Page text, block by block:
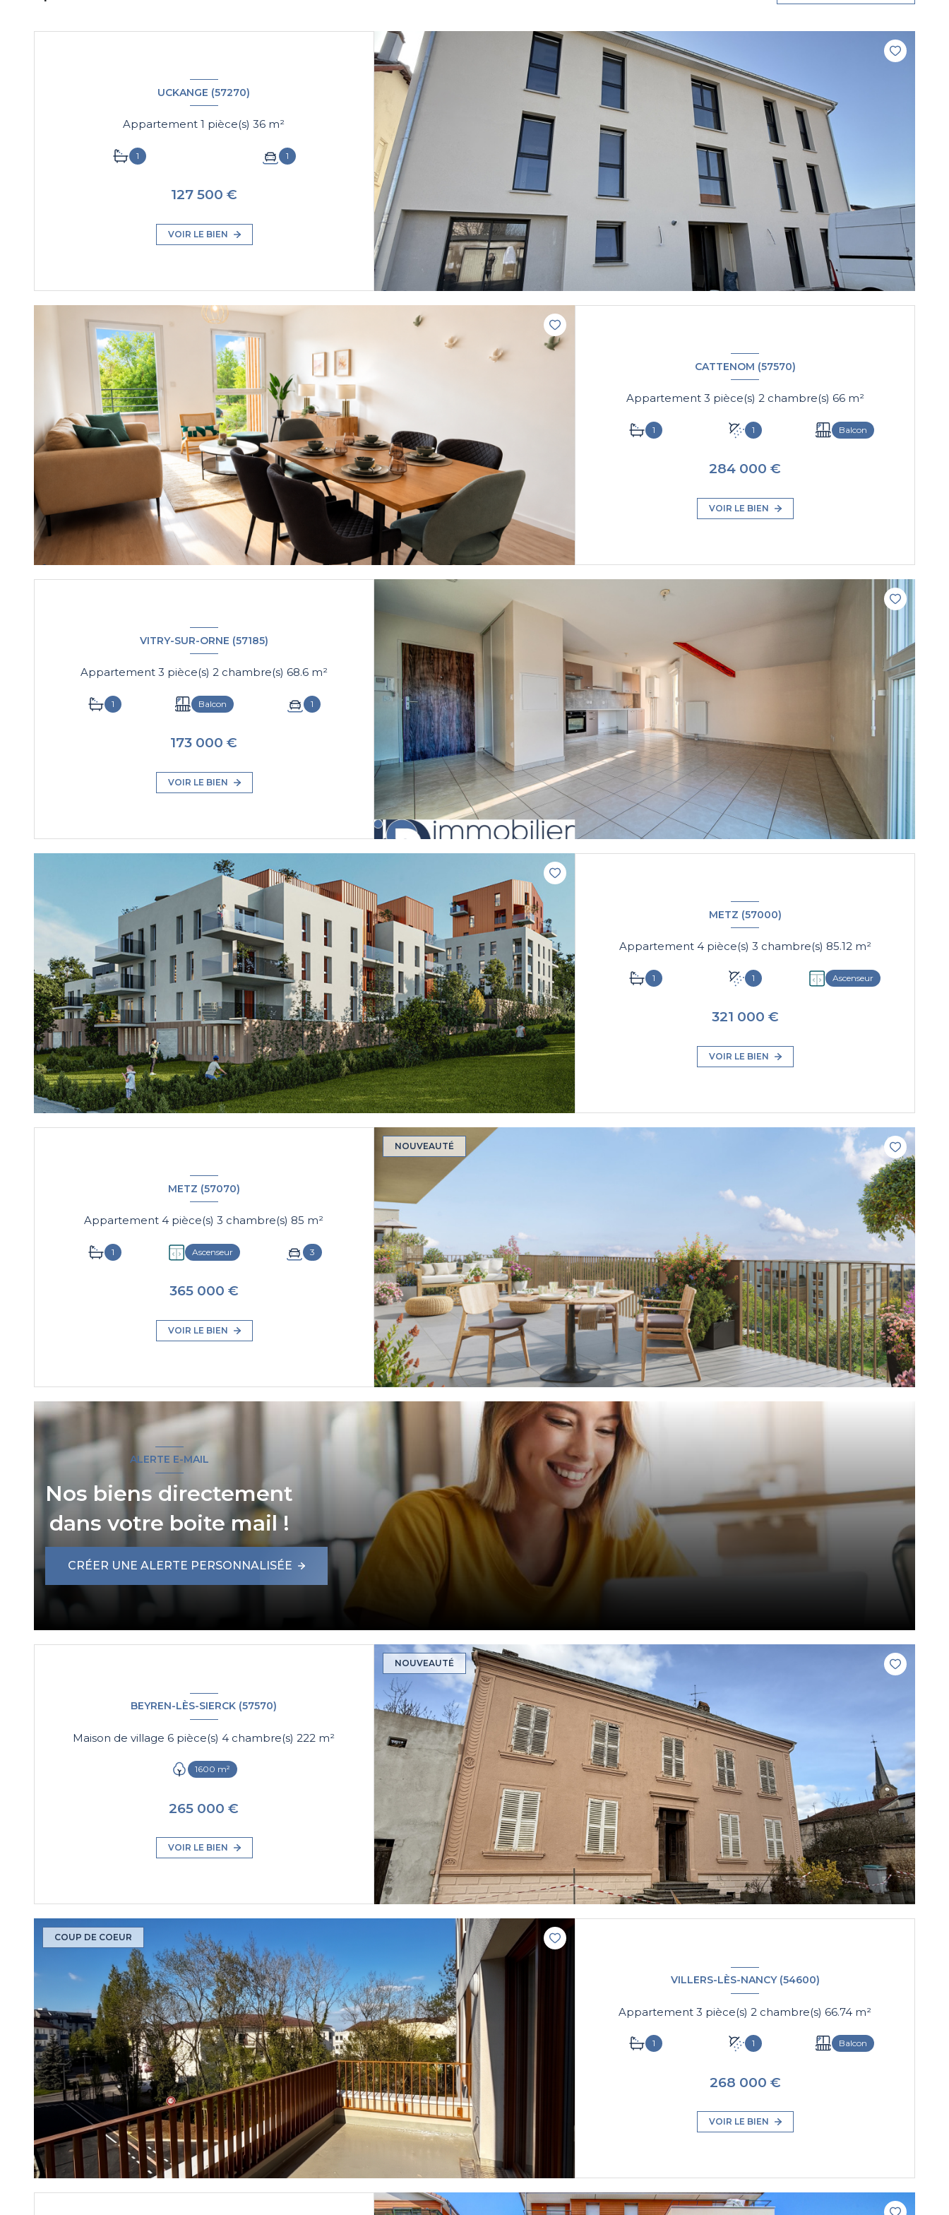
UCKANGE (57270)
Appartement 1 pièce(s) 36 m²
1 1
127 500 €
VOIR LE BIEN
CATTENOM (57570)
Appartement 3 pièce(s) 2 chambre(s) 66 m²
1 1 Balcon
284 000 €
VOIR LE BIEN
VITRY-SUR-ORNE (57185)
Appartement 3 pièce(s) 2 chambre(s) 68.6 m²
1 Balcon 1
173 000 €
VOIR LE BIEN
METZ (57000)
Appartement 4 pièce(s) 3 chambre(s) 85.12 m²
1 1 Ascenseur
321 000 €
VOIR LE BIEN
NOUVEAUTÉ
METZ (57070)
Appartement 4 pièce(s) 3 chambre(s) 85 m²
1 Ascenseur 3
365 000 €
VOIR LE BIEN
ALERTE E-MAIL
Nos biens directement
dans votre boite mail !
CRÉER UNE ALERTE PERSONNALISÉE
NOUVEAUTÉ
BEYREN-LÈS-SIERCK (57570)
Maison de village 6 pièce(s) 4 chambre(s) 222 m²
1600 m²
265 000 €
VOIR LE BIEN
COUP DE COEUR
VILLERS-LÈS-NANCY (54600)
Appartement 3 pièce(s) 2 chambre(s) 66.74 m²
1 1 Balcon
268 000 €
VOIR LE BIEN